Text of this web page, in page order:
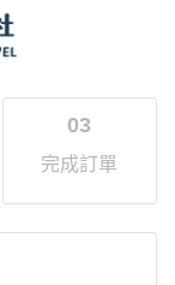
03
完成訂單